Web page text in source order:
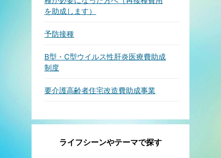
を助成します）
予防接種
B型・C型ウイルス性肝炎医療費助成
制度
要介護高齢者住宅改造費助成事業
ライフシーンやテーマで探す